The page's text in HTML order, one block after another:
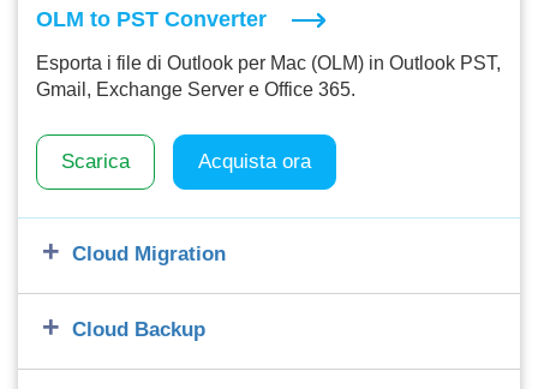
OLM to PST Converter
Esporta i file di Outlook per Mac (OLM) in Outlook PST,
Gmail, Exchange Server e Office 365.
Scarica Acquista ora
Cloud Migration
Cloud Backup